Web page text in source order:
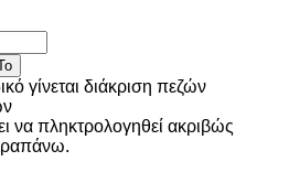
γίνεται διάκριση πεζών
να πληκτρολογηθεί ακριβώς